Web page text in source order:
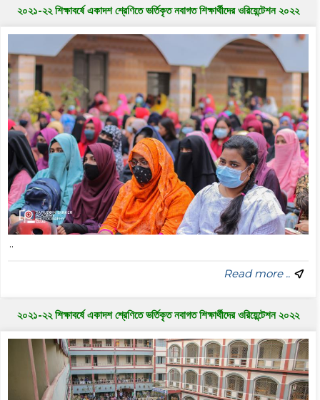
২০২১-২২ শিক্ষাবর্ষে একাদশ শ্রেণিতে ভর্তিকৃত নবাগত শিক্ষার্থীদের ওরিয়েন্টেশন ২০২২
..
Read more ..
২০২১-২২ শিক্ষাবর্ষে একাদশ শ্রেণিতে ভর্তিকৃত নবাগত শিক্ষার্থীদের ওরিয়েন্টেশন ২০২২